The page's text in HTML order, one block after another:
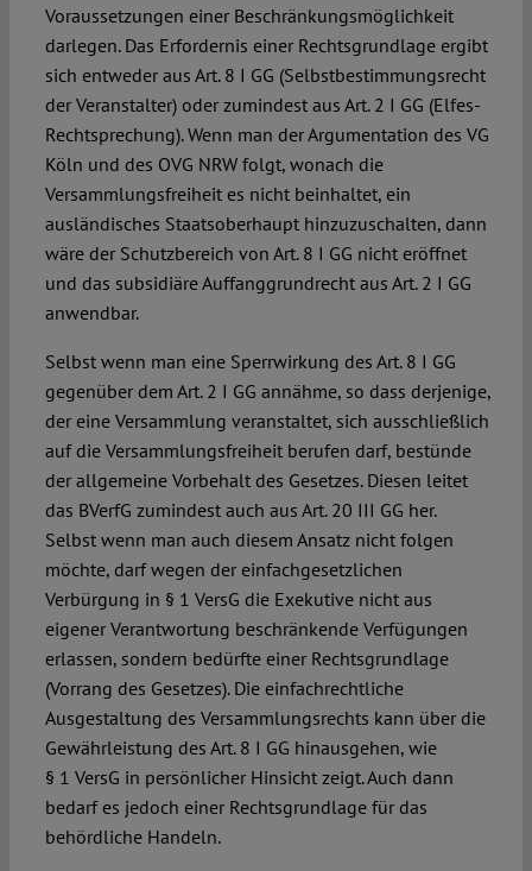
Voraussetzungen einer Beschränkungsmöglichkeit
darlegen. Das Erfordernis einer Rechtsgrundlage ergibt
sich entweder aus Art. 8 I GG (Selbstbestimmungsrecht
der Veranstalter) oder zumindest aus Art. 2 I GG (Elfes-
Rechtsprechung). Wenn man der Argumentation des VG
Köln und des OVG NRW folgt, wonach die
Versammlungsfreiheit es nicht beinhaltet, ein
ausländisches Staatsoberhaupt hinzuzuschalten, dann
wäre der Schutzbereich von Art. 8 I GG nicht eröffnet
und das subsidiäre Auffanggrundrecht aus Art. 2 I GG
anwendbar.
Selbst wenn man eine Sperrwirkung des Art. 8 I GG
gegenüber dem Art. 2 I GG annähme, so dass derjenige,
der eine Versammlung veranstaltet, sich ausschließlich
auf die Versammlungsfreiheit berufen darf, bestünde
der allgemeine Vorbehalt des Gesetzes. Diesen leitet
das BVerfG zumindest auch aus Art. 20 III GG her.
Selbst wenn man auch diesem Ansatz nicht folgen
möchte, darf wegen der einfachgesetzlichen
Verbürgung in § 1 VersG die Exekutive nicht aus
eigener Verantwortung beschränkende Verfügungen
erlassen, sondern bedürfte einer Rechtsgrundlage
(Vorrang des Gesetzes). Die einfachrechtliche
Ausgestaltung des Versammlungsrechts kann über die
Gewährleistung des Art. 8 I GG hinausgehen, wie
§ 1 VersG in persönlicher Hinsicht zeigt. Auch dann
bedarf es jedoch einer Rechtsgrundlage für das
behördliche Handeln.